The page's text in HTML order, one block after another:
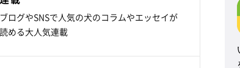
ブログやSNSで人気の犬のコラムやエッセイが
読める大人気連載